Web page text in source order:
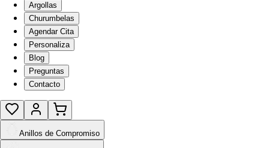
Argollas
Churumbelas
Agendar Cita
Personaliza
Blog
Preguntas
Contacto
Anillos de Compromiso